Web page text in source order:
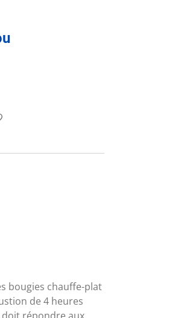
bougies chauffe-plat
de 4 heures